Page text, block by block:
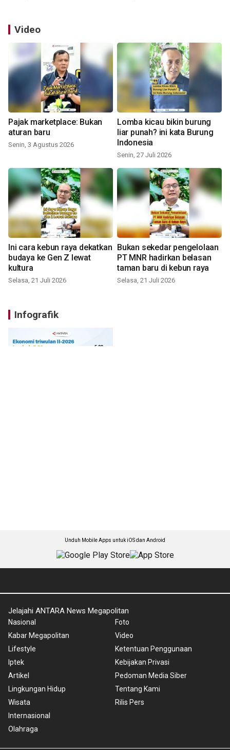
Video
Pajak marketplace: Bukan
aturan baru
Senin, 3 Agustus 2026
Lomba kicau bikin burung
liar punah? ini kata Burung
Indonesia
Senin, 27 Juli 2026
Ini cara kebun raya dekatkan
budaya ke Gen Z lewat
kultura
Selasa, 21 Juli 2026
Bukan sekedar pengelolaan
PT MNR hadirkan belasan
taman baru di kebun raya
Selasa, 21 Juli 2026
Infografik
Unduh Mobile Apps untuk iOS dan Android
Jelajahi ANTARA News Megapolitan
Nasional
Kabar Megapolitan
Lifestyle
Iptek
Artikel
Lingkungan Hidup
Wisata
Internasional
Olahraga
Foto
Video
Ketentuan Penggunaan
Kebijakan Privasi
Pedoman Media Siber
Tentang Kami
Rilis Pers